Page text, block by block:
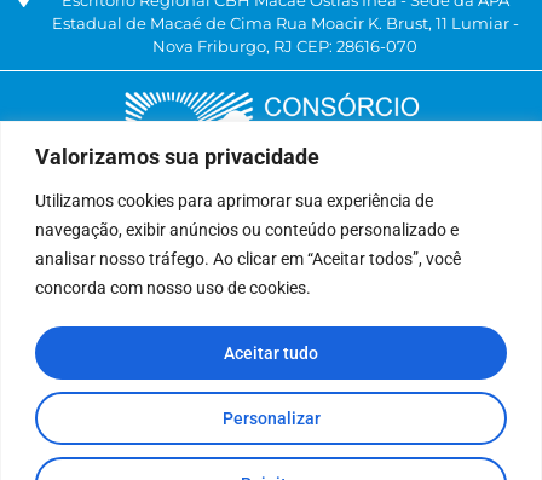
Valorizamos sua privacidade
Utilizamos cookies para aprimorar sua experiência de
navegação, exibir anúncios ou conteúdo personalizado e
analisar nosso tráfego. Ao clicar em “Aceitar todos”, você
concorda com nosso uso de cookies.
Personalizar
Aceitar tudo
Estadual de Macaé de Cima Rua Moacir K. Brust, 11 Lumiar -
Nova Friburgo, RJ CEP: 28616-070
Delegatária (CILSJ)
Rua: Avenida Um, n° 01, Lote 01, Quadra 11
Bairro: Jardins de São Pedro
São Pedro da Aldeia, RJ
(22) 9 8841-2358
secretariaexecutiva@cilsj.org.br